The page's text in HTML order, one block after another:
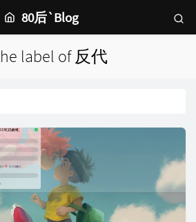
80后`Blog
label of 反代